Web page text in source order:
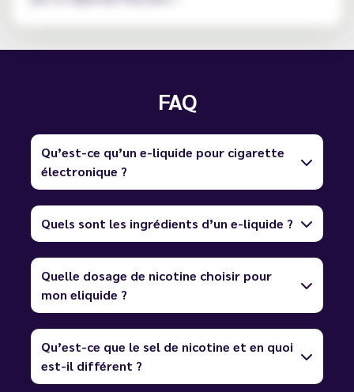
FAQ
Qu’est-ce qu’un e-liquide pour cigarette
électronique ?
Quels sont les ingrédients d’un e-liquide ?
Quelle dosage de nicotine choisir pour
mon eliquide ?
Qu’est-ce que le sel de nicotine et en quoi
est-il différent ?